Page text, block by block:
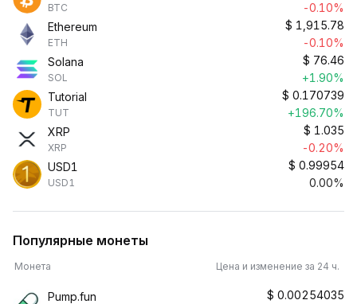
BTC
-0.10%
Ethereum
ETH
$ 1,915.78
-0.10%
Solana
SOL
$ 76.46
+1.90%
Tutorial
TUT
$ 0.170739
+196.70%
XRP
XRP
$ 1.035
-0.20%
USD1
USD1
$ 0.99954
0.00%
Популярные монеты
Монета Цена и изменение за 24 ч.
Pump.fun $ 0.00254035